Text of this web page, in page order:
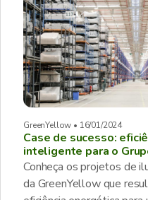
GreenYellow • 16/01/2024
Case de sucesso:
inteligente para o
Conheça os projetos de
da GreenYellow que